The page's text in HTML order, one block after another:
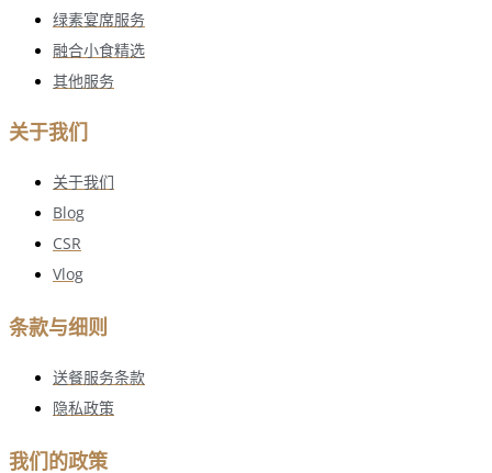
绿素宴席服务
融合小食精选
其他服务
关于我们
关于我们
Blog
CSR
Vlog
条款与细则
送餐服务条款
隐私政策
我们的政策